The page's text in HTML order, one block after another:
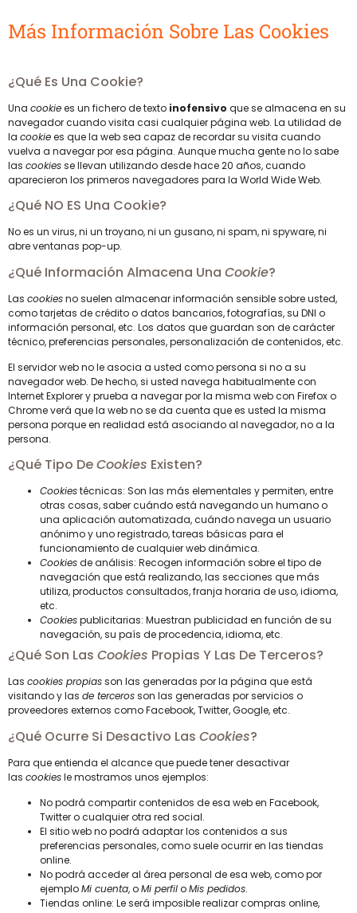
Más Información Sobre Las Cookies
¿Qué Es Una Cookie?
Una cookiees un fichero de texto inofensivo que se almacena en su
navegador cuando visita casi cualquier página web. La utilidad de
la cookiees que la web sea capaz de recordar su visita cuando
vuelva a navegar por esa página. Aunque mucha gente no lo sabe
las cookiesse llevan utilizando desde hace 20 años, cuando
aparecieron los primeros navegadores para la World Wide Web.
¿Qué NO ES Una Cookie?
No es un virus, ni un troyano, ni un gusano, ni spam, ni spyware, ni
abre ventanas pop-up.
¿Qué Información Almacena Una Cookie?
Las cookiesno suelen almacenar información sensible sobre usted,
como tarjetas de crédito o datos bancarios, fotografías, su DNI o
información personal, etc. Los datos que guardan son de carácter
técnico, preferencias personales, personalización de contenidos, etc.
El servidor web no le asocia a usted como persona si no a su
navegador web. De hecho, si usted navega habitualmente con
Internet Explorer y prueba a navegar por la misma web con Firefox o
Chrome verá que la web no se da cuenta que es usted la misma
persona porque en realidad está asociando al navegador, no a la
persona.
¿Qué Tipo DeCookies Existen?
Cookiestécnicas: Son las más elementales y permiten, entre
otras cosas, saber cuándo está navegando un humano o
una aplicación automatizada, cuándo navega un usuario
anónimo y uno registrado, tareas básicas para el
funcionamiento de cualquier web dinámica.
Cookiesde análisis: Recogen información sobre el tipo de
navegación que está realizando, las secciones que más
utiliza, productos consultados, franja horaria de uso, idioma,
etc.
Cookiespublicitarias: Muestran publicidad en función de su
navegación, su país de procedencia, idioma, etc.
¿Qué Son Las Cookies Propias Y Las De Terceros?
Las cookies propiasson las generadas por la página que está
visitando y las de tercerosson las generadas por servicios o
proveedores externos como Facebook, Twitter, Google, etc.
¿Qué Ocurre Si Desactivo Las Cookies?
Para que entienda el alcance que puede tener desactivar
las cookiesle mostramos unos ejemplos:
No podrá compartir contenidos de esa web en Facebook,
Twitter o cualquier otra red social.
El sitio web no podrá adaptar los contenidos a sus
preferencias personales, como suele ocurrir en las tiendas
online.
No podrá acceder al área personal de esa web, como por
ejemploMi cuenta, oMi perfiloMis pedidos.
Tiendas online: Le será imposible realizar compras online,